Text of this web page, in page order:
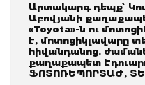
Արտակարգ դեպք՝
Աբովյանի
«Toyota»-ն ու
է, մոտոցիկլավարը
հիվանդանոց.
քաղաքապետ
ՖՈՏՈՌԵՊՈՐՏԱԺ,